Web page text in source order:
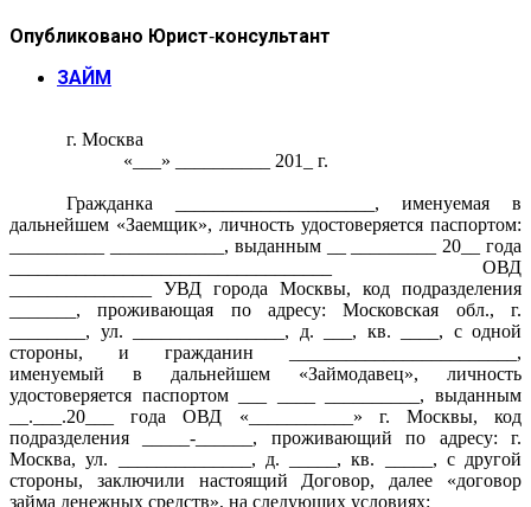
Опубликовано Юрист-консультант
ЗАЙМ
г. Москва
«___» __________ 201_ г.
Гражданка _____________________, именуемая в
дальнейшем «Заемщик», личность удостоверяется паспортом:
__________ ____________, выданным __ _________ 20__ года
__________________________________ ОВД
_______________ УВД города Москвы, код подразделения
_______, проживающая по адресу: Московская обл., г.
________, ул. ________________, д. ___, кв. ____, с одной
стороны, и гражданин ________________________,
именуемый в дальнейшем «Займодавец», личность
удостоверяется паспортом ___ ____ __________, выданным
__.___.20___ года ОВД «___________» г. Москвы, код
подразделения _____-______, проживающий по адресу: г.
Москва, ул. ______________, д. _____, кв. _____, с другой
стороны, заключили настоящий Договор, далее «договор
займа денежных средств», на следующих условиях: